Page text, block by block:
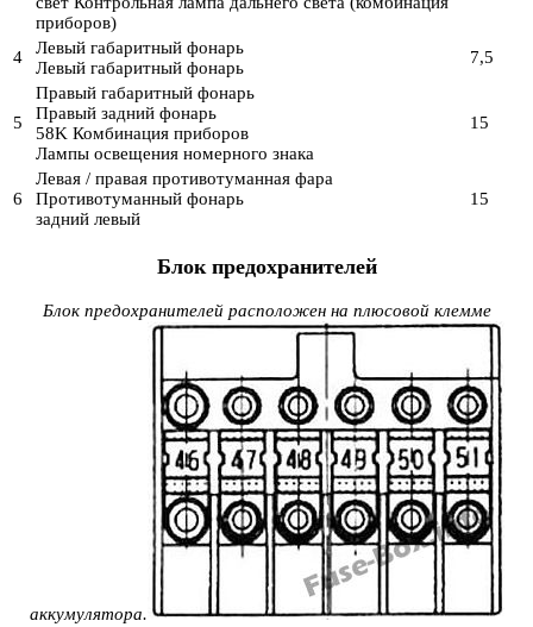
приборов)
4
Левый габаритный фонарь
Левый габаритный фонарь
7,5
5
Правый габаритный фонарь
Правый задний фонарь
58K Комбинация приборов
Лампы освещения номерного знака
15
6
Левая / правая противотуманная фара
Противотуманный фонарь
задний левый
15
Блок предохранителей
Блок предохранителей расположен на плюсовой клемме
аккумулятора.